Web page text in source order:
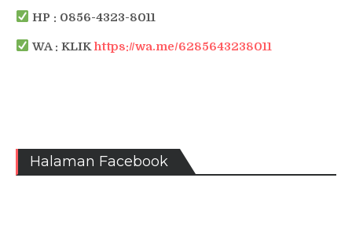
HP : 0856-4323-8011
WA : KLIKhttps://wa.me/6285643238011
Halaman Facebook